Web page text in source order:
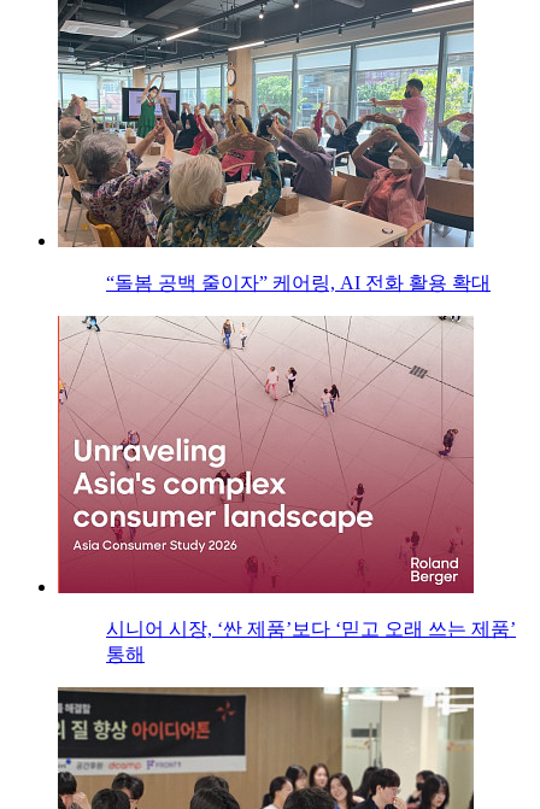
“돌봄 공백 줄이자” 케어링, AI 전화 활용 확대
시니어 시장, ‘싼 제품’보다 ‘믿고 오래 쓰는 제품’
통해